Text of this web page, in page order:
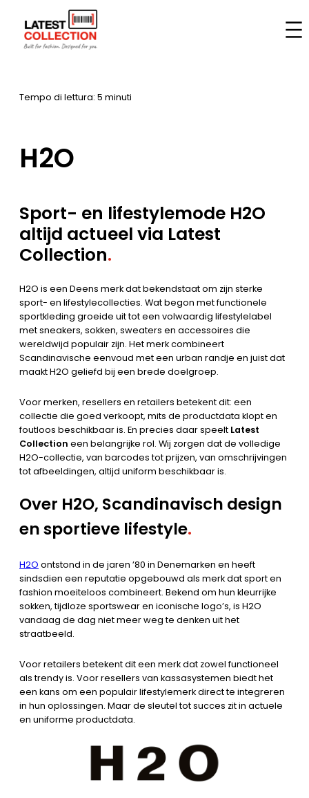
contenuto
Casa– Marche–
Tempo di lettura: 5 minuti
H2O
Sport- en lifestylemode H2O
altijd actueel via Latest
Collection.
H2O is een Deens merk dat bekendstaat om zijn sterke
sport- en lifestylecollecties. Wat begon met functionele
sportkleding groeide uit tot een volwaardig lifestylelabel
met sneakers, sokken, sweaters en accessoires die
wereldwijd populair zijn. Het merk combineert
Scandinavische eenvoud met een urban randje en juist dat
maakt H2O geliefd bij een brede doelgroep.
Voor merken, resellers en retailers betekent dit: een
collectie die goed verkoopt, mits de productdata klopt en
foutloos beschikbaar is. En precies daar speelt Latest
Collection een belangrijke rol. Wij zorgen dat de volledige
H2O-collectie, van barcodes tot prijzen, van omschrijvingen
tot afbeeldingen, altijd uniform beschikbaar is.
Over H2O, Scandinavisch design
en sportieve lifestyle.
H2O ontstond in de jaren ’80 in Denemarken en heeft
sindsdien een reputatie opgebouwd als merk dat sport en
fashion moeiteloos combineert. Bekend om hun kleurrijke
sokken, tijdloze sportswear en iconische logo’s, is H2O
vandaag de dag niet meer weg te denken uit het
straatbeeld.
Voor retailers betekent dit een merk dat zowel functioneel
als trendy is. Voor resellers van kassasystemen biedt het
een kans om een populair lifestylemerk direct te integreren
in hun oplossingen. Maar de sleutel tot succes zit in actuele
en uniforme productdata.